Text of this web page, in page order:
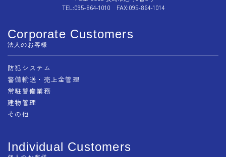
TEL:095-864-1010 FAX:095-864-1014
Corporate Customers
法人のお客様
防犯システム
警備輸送・売上金管理
常駐警備業務
建物管理
その他
Individual Customers